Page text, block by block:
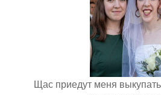
Щас приедут меня